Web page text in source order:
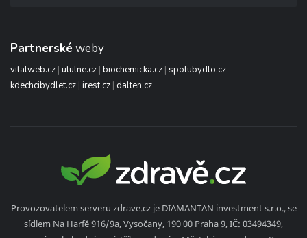
Partnerské weby
vitalweb.cz | utulne.cz | biochemicka.cz | spolubydlo.cz
kdechcibydlet.cz | irest.cz | dalten.cz
Provozovatelem serveru zdrave.cz je DIAMANTAN investment s.r.o., se
sídlem Na Harfě 916/9a, Vysočany, 190 00 Praha 9, IČ: 03494349,